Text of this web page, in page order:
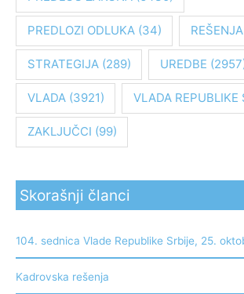
PREDLOZI ODLUKA(34) REŠENJA
STRATEGIJA(289) UREDBE
VLADA(3921) VLADA REPUBLIKE
ZAKLJUČCI (99)
Skorašnji članci
104. sednica Vlade Republike Srbije, 25.
Kadrovska rešenja